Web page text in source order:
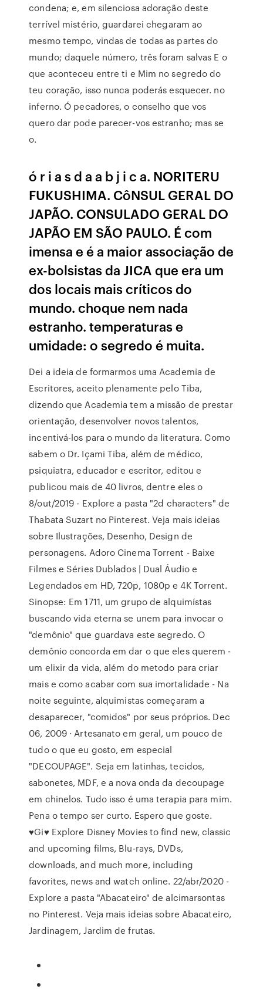
condena; e, em silenciosa adoração deste
terrível mistério, guardarei chegaram ao
mesmo tempo, vindas de todas as partes do
mundo; daquele número, três foram salvas E o
que aconteceu entre ti e Mim no segredo do
teu coração, isso nunca poderás esquecer. no
inferno. Ó pecadores, o conselho que vos
quero dar pode parecer-vos estranho; mas se
o.
ó r i a s d a a b j i c a. NORITERU
FUKUSHIMA. CôNSUL GERAL DO
JAPÃO. CONSULADO GERAL DO
JAPÃO EM SÃO PAULO. É com
imensa e é a maior associação de
ex-bolsistas da JICA que era um
dos locais mais críticos do
mundo. choque nem nada
estranho. temperaturas e
umidade: o segredo é muita.
Dei a ideia de formarmos uma Academia de
Escritores, aceito plenamente pelo Tiba,
dizendo que Academia tem a missão de prestar
orientação, desenvolver novos talentos,
incentivá-los para o mundo da literatura. Como
sabem o Dr. Içami Tiba, além de médico,
psiquiatra, educador e escritor, editou e
publicou mais de 40 livros, dentre eles o
8/out/2019 - Explore a pasta "2d characters" de
Thabata Suzart no Pinterest. Veja mais ideias
sobre Ilustrações, Desenho, Design de
personagens. Adoro Cinema Torrent - Baixe
Filmes e Séries Dublados | Dual Áudio e
Legendados em HD, 720p, 1080p e 4K Torrent.
Sinopse: Em 1711, um grupo de alquimístas
buscando vida eterna se unem para invocar o
"demônio" que guardava este segredo. O
demônio concorda em dar o que eles querem -
um elixir da vida, além do metodo para criar
mais e como acabar com sua imortalidade - Na
noite seguinte, alquimistas começaram a
desaparecer, "comidos" por seus próprios. Dec
06, 2009 · Artesanato em geral, um pouco de
tudo o que eu gosto, em especial
"DECOUPAGE". Seja em latinhas, tecidos,
sabonetes, MDF, e a nova onda da decoupage
em chinelos. Tudo isso é uma terapia para mim.
Pena o tempo ser curto. Espero que goste.
♥Gi♥ Explore Disney Movies to find new, classic
and upcoming films, Blu-rays, DVDs,
downloads, and much more, including
favorites, news and watch online. 22/abr/2020 -
Explore a pasta "Abacateiro" de alcimarsontas
no Pinterest. Veja mais ideias sobre Abacateiro,
Jardinagem, Jardim de frutas.